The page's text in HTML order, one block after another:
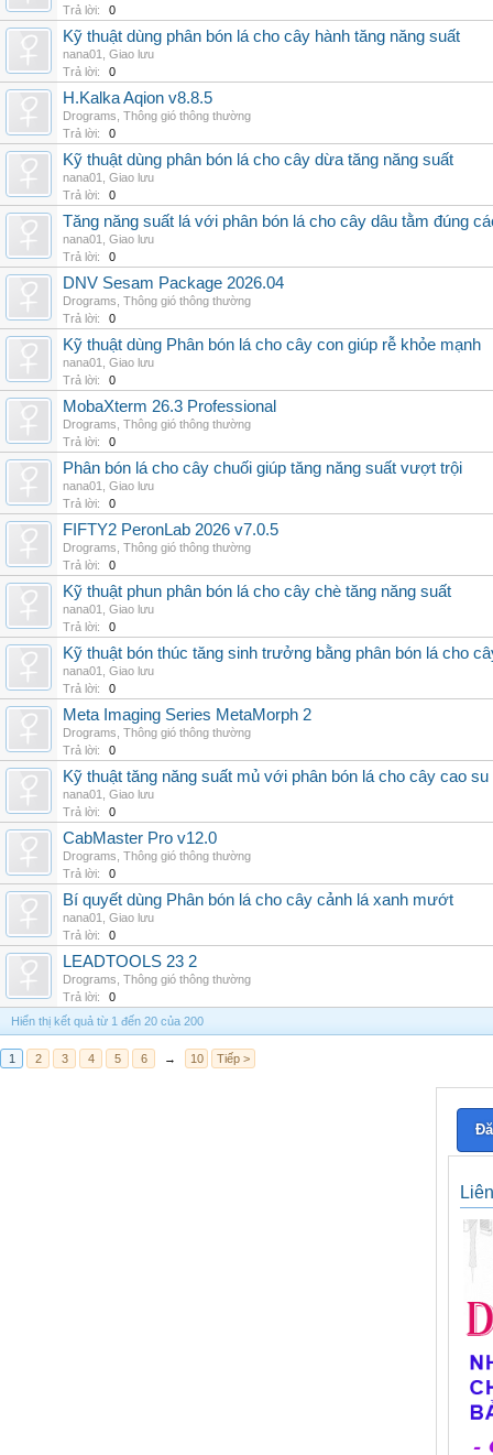
Trả lời:
0
Kỹ thuật dùng phân bón lá cho cây hành tăng năng suất
nana01
Giao lưu
Trả lời:
0
H.Kalka Aqion v8.8.5
Drograms Thông gió thông thường
Trả lời:
0
Kỹ thuật dùng phân bón lá cho cây dừa tăng năng suất
nana01
Giao lưu
Trả lời:
0
Tăng năng suất lá với phân bón lá cho cây dâu tằm đúng
nana01
Giao lưu
Trả lời:
0
DNV Sesam Package 2026.04
Drograms Thông gió thông thường
Trả lời:
0
Kỹ thuật dùng Phân bón lá cho cây con giúp rễ khỏe mạnh
nana01
Giao lưu
Trả lời:
0
MobaXterm 26.3 Professional
Drograms Thông gió thông thường
Trả lời:
0
Phân bón lá cho cây chuối giúp tăng năng suất vượt trội
nana01
Giao lưu
Trả lời:
0
FIFTY2 PeronLab 2026 v7.0.5
Drograms Thông gió thông thường
Trả lời:
0
Kỹ thuật phun phân bón lá cho cây chè tăng năng suất
nana01
Giao lưu
Trả lời:
0
Kỹ thuật bón thúc tăng sinh trưởng bằng phân bón lá cho
nana01
Giao lưu
Trả lời:
0
Meta Imaging Series MetaMorph 2
Drograms Thông gió thông thường
Trả lời:
0
Kỹ thuật tăng năng suất mủ với phân bón lá cho cây cao su
nana01
Giao lưu
Trả lời:
0
CabMaster Pro v12.0
Drograms Thông gió thông thường
Trả lời:
0
Bí quyết dùng Phân bón lá cho cây cảnh lá xanh mướt
nana01
Giao lưu
Trả lời:
0
LEADTOOLS 23 2
Drograms Thông gió thông thường
Trả lời:
0
Hiển thị kết quả từ 1 đến 20 của 200
1 2 3 4 5 6 → 10 Tiếp >